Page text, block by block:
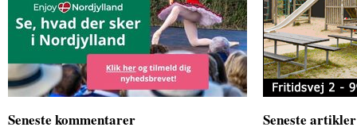
Seneste kommentarer Seneste artikler